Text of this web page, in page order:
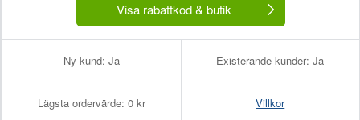
Visa rabattkod & butik
Ny kund: Ja Existerande kunder: Ja
Lägsta ordervärde: 0 kr Villkor